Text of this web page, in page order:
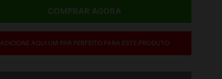
COMPRAR AGORA
ADICIONE AQUI UM PAR PERFEITO PARA ESTE PRODUTO